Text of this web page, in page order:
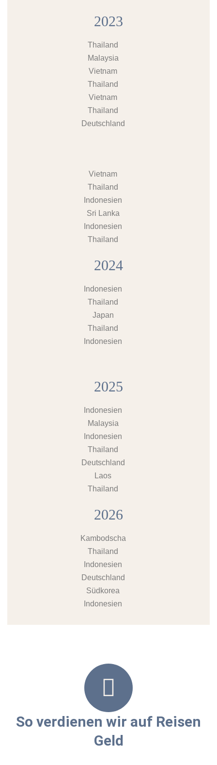
2023
Thailand
Malaysia
Vietnam
Thailand
Vietnam
Thailand
Deutschland
Vietnam
Thailand
Indonesien
Sri Lanka
Indonesien
Thailand
2024
Indonesien
Thailand
Japan
Thailand
Indonesien
2025
Indonesien
Malaysia
Indonesien
Thailand
Deutschland
Laos
Thailand
2026
Kambodscha
Thailand
Indonesien
Deutschland
Südkorea
Indonesien
So verdienen wir auf Reisen
Geld